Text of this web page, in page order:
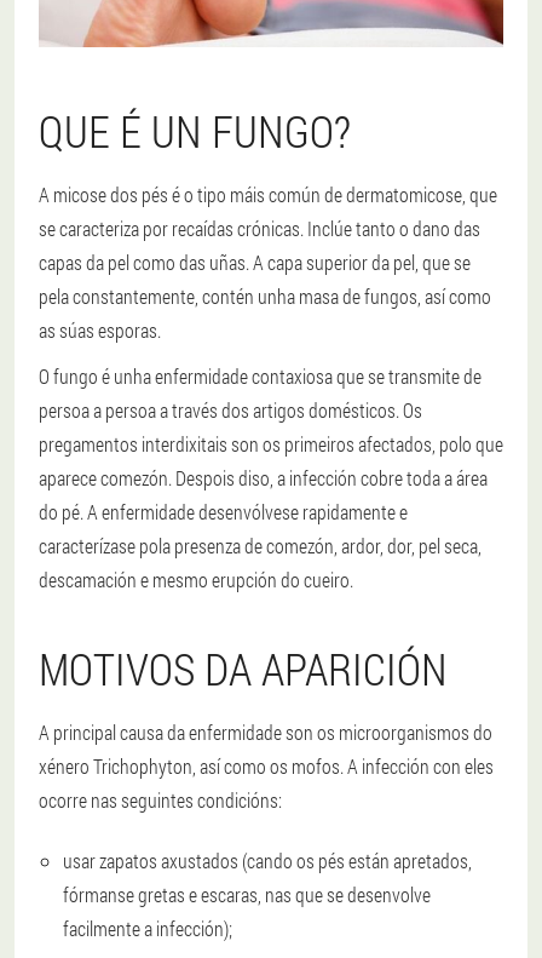
QUE É UN FUNGO?
A micose dos pés é o tipo máis común de dermatomicose, que
se caracteriza por recaídas crónicas. Inclúe tanto o dano das
capas da pel como das uñas. A capa superior da pel, que se
pela constantemente, contén unha masa de fungos, así como
as súas esporas.
O fungo é unha enfermidade contaxiosa que se transmite de
persoa a persoa a través dos artigos domésticos. Os
pregamentos interdixitais son os primeiros afectados, polo que
aparece comezón. Despois diso, a infección cobre toda a área
do pé. A enfermidade desenvólvese rapidamente e
caracterízase pola presenza de comezón, ardor, dor, pel seca,
descamación e mesmo erupción do cueiro.
MOTIVOS DA APARICIÓN
A principal causa da enfermidade son os microorganismos do
xénero Trichophyton, así como os mofos. A infección con eles
ocorre nas seguintes condicións:
usar zapatos axustados (cando os pés están apretados,
fórmanse gretas e escaras, nas que se desenvolve
facilmente a infección);